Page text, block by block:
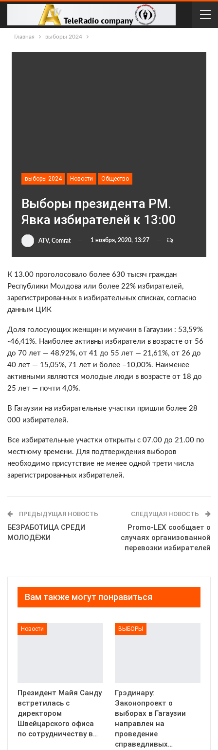
Главная выборы 2024
выборы 2024 Новости Общество
Выборы президента РМ.
Явка избирателей к 13:00
ATV, Comrat 1 ноября, 2020, 13:27
К 13.00 проголосовало более 630 тысяч граждан
Республики Молдова или более 22% избирателей,
зарегистрированных в избирательных списках, согласно
данным ЦИК
Доля голосующих женщин и мужчин в Гагаузии : 53,59%
-46,41%. Наиболее активны избиратели в возрасте от 56
до 70 лет — 48,92%, от 41 до 55 лет — 21,61%, от 26 до
40 лет — 15,05%, 71 лет и более –10,00%. Наименее
активными являются молодые люди в возрасте от 18 до
25 лет — почти 4,0%.
В Гагаузии на избирательные участки пришли более 28
000 избирателей.
Все избирательные участки открыты с 07.00 до 21.00 по
местному времени. Для подтверждения выборов
необходимо присутствие не менее одной трети числа
зарегистрированных избирателей.
ПРЕДЫДУЩАЯ НОВОСТЬ
БЕЗРАБОТИЦА СРЕДИ
МОЛОДЁЖИ
СЛЕДУЩАЯ НОВОСТЬ
Promo-LEX сообщает о
случаях организованной
перевозки избирателей
Вам также могут понравиться
Новости
Президент Майя Санду
встретилась с
директором
Швейцарского офиса
по сотрудничеству в…
ВЫБОРЫ
Грэдинару:
Законопроект о
выборах в Гагаузии
направлен на
проведение
справедливых…